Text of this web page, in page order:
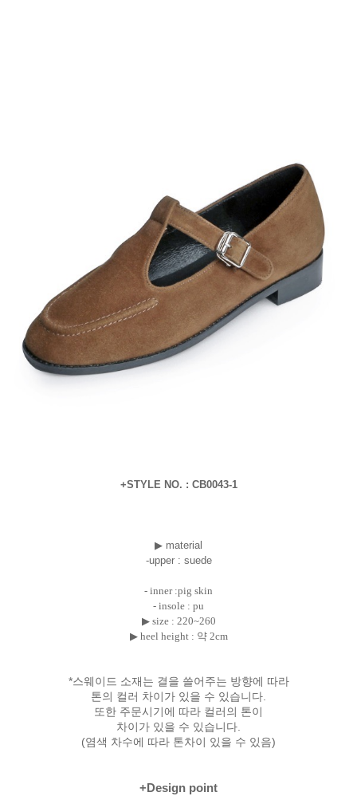
+STYLE NO. : CB0043-1
▶ material
-upper : suede
- inner :pig skin
- insole : pu
▶ size : 220~260
▶ heel height : 약 2cm
*스웨이드 소재는 결을 쓸어주는 방향에 따라
톤의 컬러 차이가 있을 수 있습니다.
또한 주문시기에 따라 컬러의 톤이
차이가 있을 수 있습니다.
(염색 차수에 따라 톤차이 있을 수 있음)
+Design point